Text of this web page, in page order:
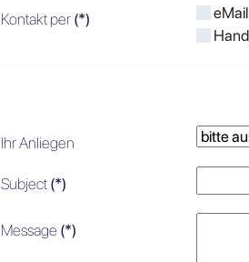
Kontakt per (*)
eMail
Ihr Anliegen
Subject (*)
Message (*)